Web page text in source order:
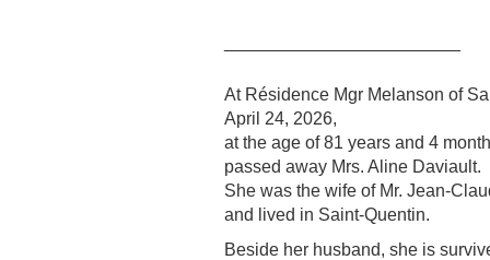
At Résidence Mgr Melanson of
April 24, 2026,
at the age of 81 years and 4
passed away Mrs. Aline Daviault.
She was the wife of Mr. Jean-
and lived in Saint-Quentin.
Beside her husband, she is